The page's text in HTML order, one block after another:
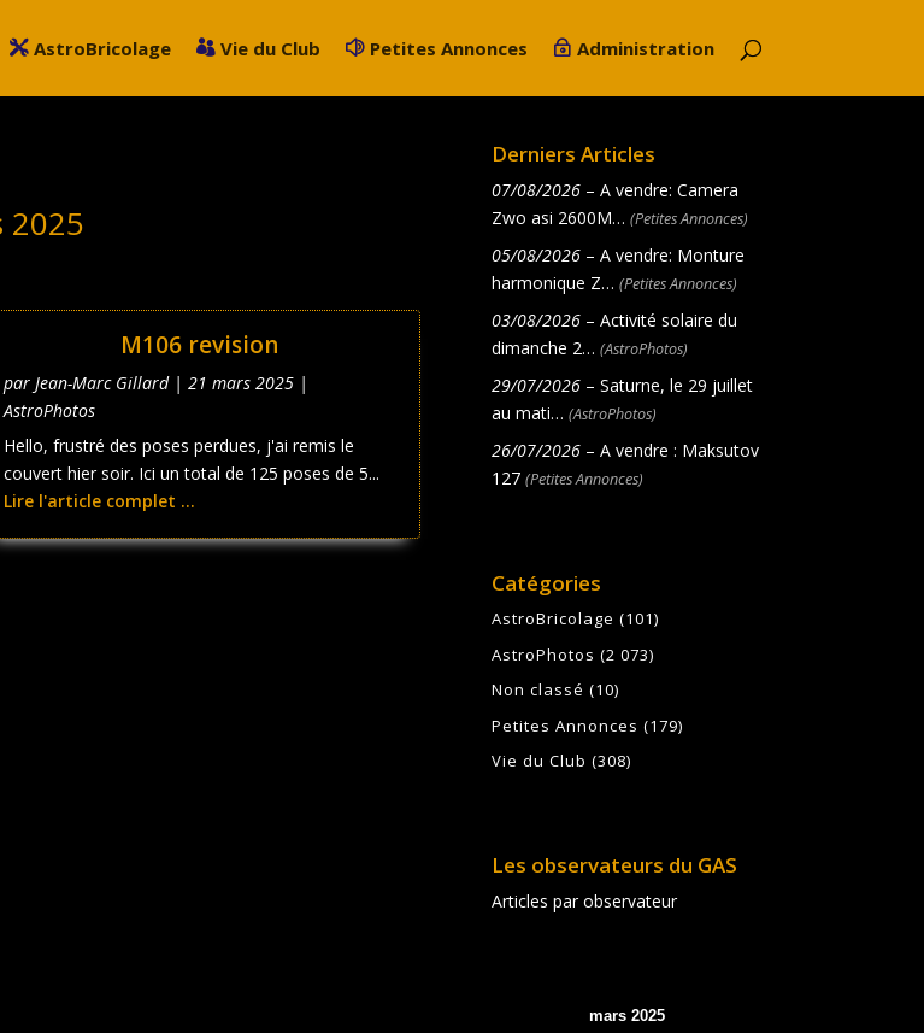
AstroBricolage Vie du Club Petites Annonces Administration
2025
M106 revision
par Jean-Marc Gillard| 21 mars 2025|
AstroPhotos
Hello, frustré des poses perdues, j'ai remis le
couvert hier soir. Ici un total de 125 poses de 5...
Lire l'article complet ...
Derniers Articles
07/08/2026 – A vendre: Camera
Zwo asi 2600M… (Petites Annonces)
05/08/2026 – A vendre: Monture
harmonique Z… (Petites Annonces)
03/08/2026 – Activité solaire du
dimanche 2… (AstroPhotos)
29/07/2026 – Saturne, le 29 juillet
au mati… (AstroPhotos)
26/07/2026 – A vendre : Maksutov
127 (Petites Annonces)
Catégories
AstroBricolage (101)
AstroPhotos (2 073)
Non classé (10)
Petites Annonces (179)
Vie du Club (308)
Les observateurs du GAS
Articles par observateur
mars 2025